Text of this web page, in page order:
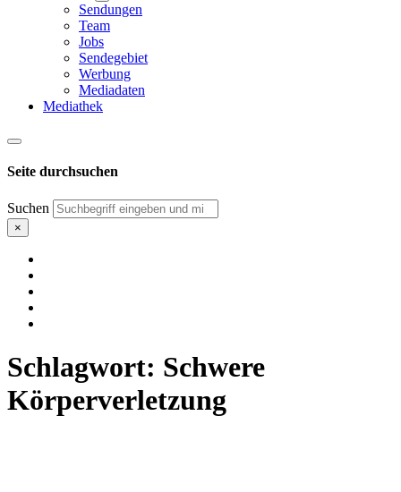
Sendungen
Team
Jobs
Sendegebiet
Werbung
Mediadaten
Mediathek
Seite durchsuchen
Suchen
×
Schlagwort: Schwere
Körperverletzung